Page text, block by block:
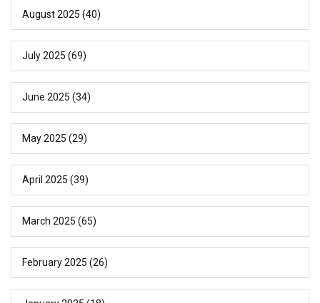
August 2025 (40)
July 2025 (69)
June 2025 (34)
May 2025 (29)
April 2025 (39)
March 2025 (65)
February 2025 (26)